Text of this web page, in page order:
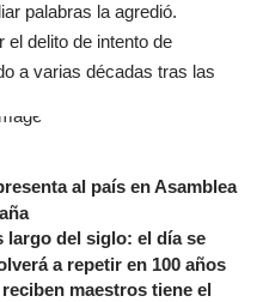
palabras la agredió.
el delito de intento de
a varias décadas tras las
al país en Asamblea
largo del siglo: el día se
a repetir en 100 años
maestros tiene el